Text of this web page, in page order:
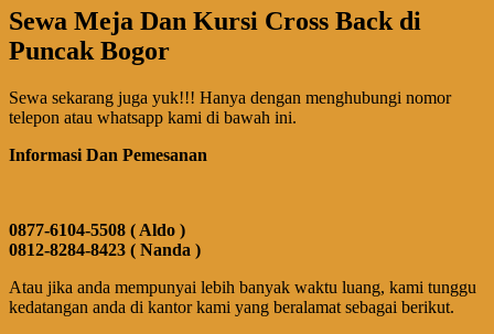
Sewa Meja Dan Kursi Cross Back di
Puncak Bogor
Sewa sekarang juga yuk!!! Hanya dengan menghubungi nomor
telepon atau whatsapp kami di bawah ini.
Informasi Dan Pemesanan
0877-6104-5508 ( Aldo )
0812-8284-8423 ( Nanda )
Atau jika anda mempunyai lebih banyak waktu luang, kami tunggu
kedatangan anda di kantor kami yang beralamat sebagai berikut.